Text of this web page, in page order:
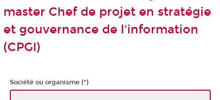
master Chef de projet en stratégie
et gouvernance de l'information
(CPGI)
Société ou organisme (*)